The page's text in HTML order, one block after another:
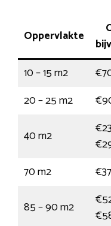
Oppervlakte
10 – 15 m2
20 – 25 m2
40 m2
70 m2
85 – 90 m2